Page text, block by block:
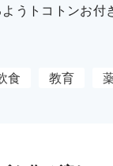
うトコトンお付
食 教育